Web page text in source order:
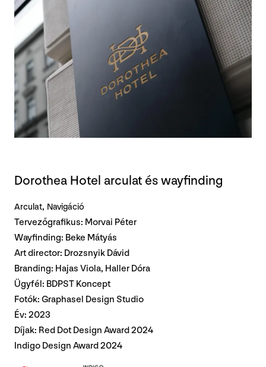
Contact
EN
Dorothea Hotel arculat és wayfinding
Arculat Navigáció
Tervezőgrafikus: Morvai Péter
Wayfinding: Beke Mátyás
Art director: Drozsnyik Dávid
Branding: Hajas Viola, Haller Dóra
Ügyfél: BDPST Koncept
Fotók: Graphasel Design Studio
Év: 2023
Díjak: Red Dot Design Award 2024
Indigo Design Award 2024